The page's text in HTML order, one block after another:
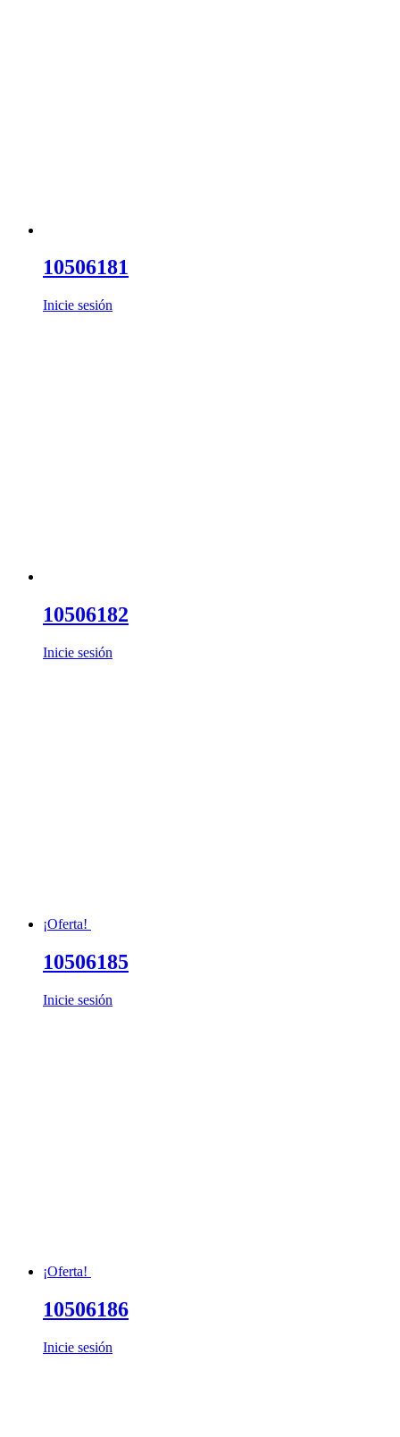
10506181
Inicie sesión
10506182
Inicie sesión
¡Oferta!
10506185
Inicie sesión
¡Oferta!
10506186
Inicie sesión